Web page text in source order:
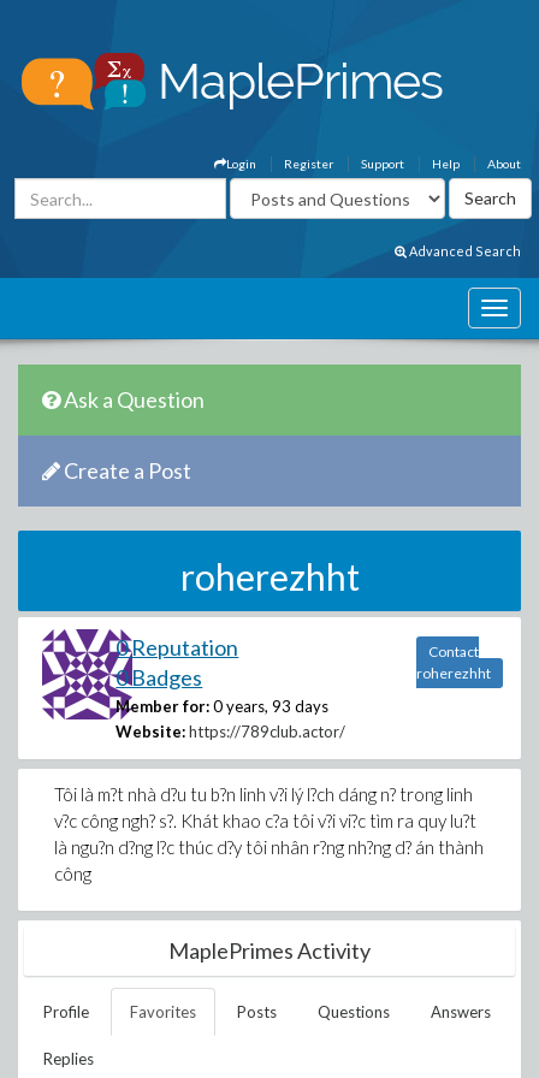
About
Help
Support
Register
Login
Advanced Search
Ask a Question
Create a Post
roherezhht
0 Reputation
0 Badges
Member for: 0 years, 93 days
Website: https://789club.actor/
Contact
roherezhht
Tôi là m?t nhà d?u tu b?n linh v?i lý l?ch dáng n? trong linh
v?c công ngh? s?. Khát khao c?a tôi v?i vi?c tìm ra quy lu?t
là ngu?n d?ng l?c thúc d?y tôi nhân r?ng nh?ng d? án thành
công
MaplePrimes Activity
Profile Favorites Posts Questions Answers
Replies